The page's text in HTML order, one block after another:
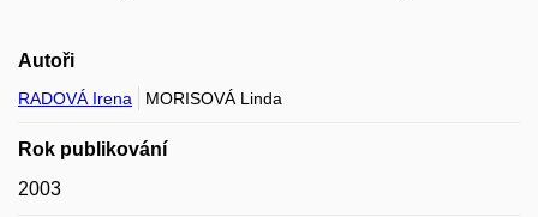
Autoři
RADOVÁ Irena MORISOVÁ Linda
Rok publikování
2003